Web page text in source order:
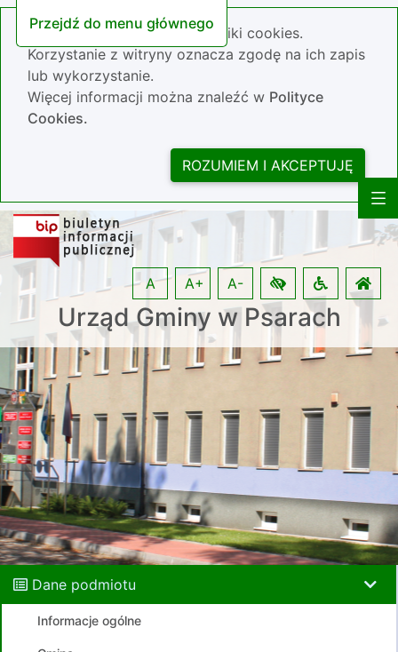
Przejdź do menu głównego
Nasza strona wykorzystuje pliki cookies.
Korzystanie z witryny oznacza zgodę na ich zapis
lub wykorzystanie.
Więcej informacji można znaleźć w Polityce
Cookies.
ROZUMIEM I AKCEPTUJĘ
Urząd Gminy w Psarach
A A+ A-
Dane podmiotu
Informacje ogólne